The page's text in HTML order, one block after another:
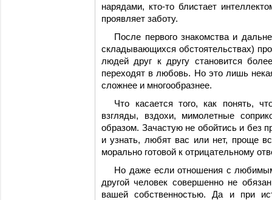
нарядами, кто-то блистает
проявляет заботу.
После первого знакомства и
складывающихся обстоятельствах)
людей друг к другу становится
переходят в любовь. Но это лишь
сложнее и многообразнее.
Что касается того, как понять,
взгляды, вздохи, мимолетные
образом. Зачастую не обойтись и без
и узнать, любят вас или нет, проще
морально готовой к отрицательному
Но даже если отношения с
другой человек совершенно не
вашей собственностью. Да и при